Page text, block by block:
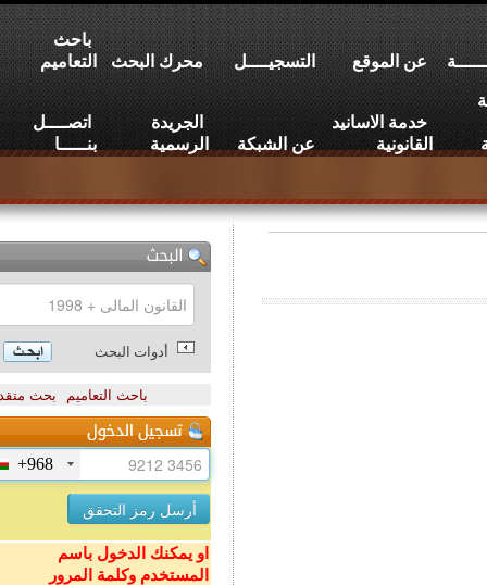
عن الموقع التسجيــــل محرك البحث
باحث
التعاميم
خدمة الاسانيد
القانونية
عن الشبكة
الجريدة
الرسمية
اتصــــل
بنـــــا
أدوات البحث
باحث التعاميم بحث متقدم
+968
او يمكنك الدخول باسم
المستخدم وكلمة المرور